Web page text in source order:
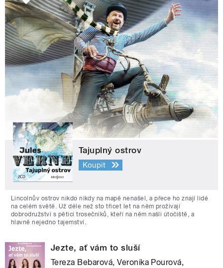
Tajuplný ostrov
Koupit
Lincolnův ostrov nikdo nikdy na mapě nenašel, a přece ho znají lidé
na celém světě. Už déle než sto třicet let na něm prožívají
dobrodružství s pěticí trosečníků, kteří na něm našli útočiště, a
hlavně nejedno tajemství.
Jezte, ať vám to sluší
Tereza Bebarová, Veronika Pourová,